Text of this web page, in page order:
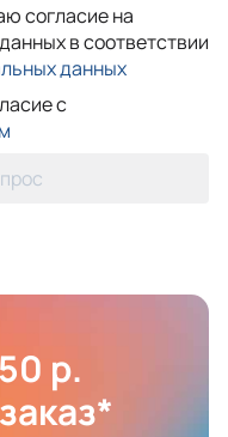
согласие на
в соответствии
данных
с
р.